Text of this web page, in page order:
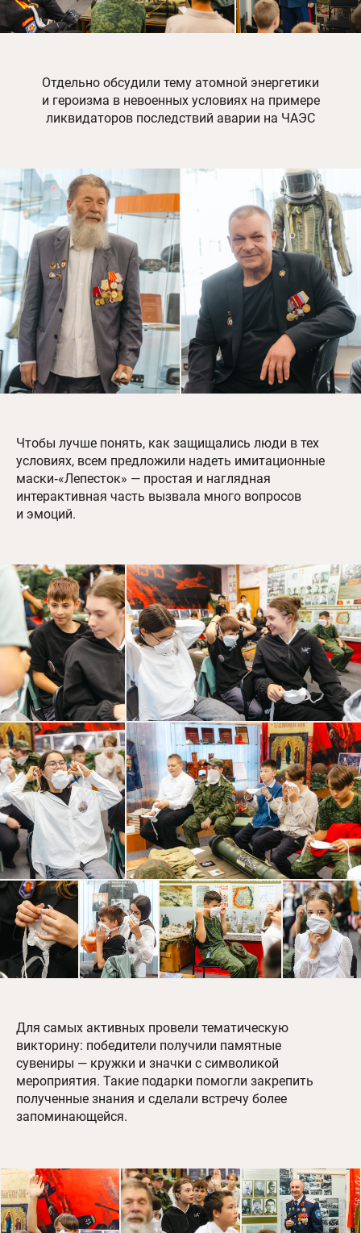
Отдельно обсудили тему атомной энергетики
и героизма в невоенных условиях на примере
ликвидаторов последствий аварии на ЧАЭС
Чтобы лучше понять, как защищались люди в тех
условиях, всем предложили надеть имитационные
маски‑«Лепесток» — простая и наглядная
интерактивная часть вызвала много вопросов
и эмоций.
Для самых активных провели тематическую
викторину: победители получили памятные
сувениры — кружки и значки с символикой
мероприятия. Такие подарки помогли закрепить
полученные знания и сделали встречу более
запоминающейся.